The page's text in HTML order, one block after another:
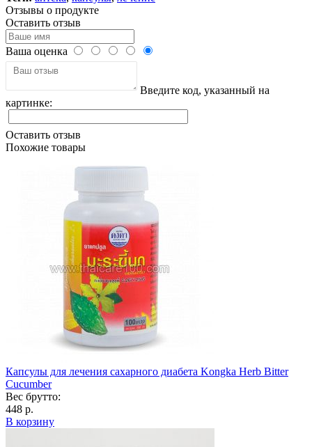
Отзывы о продукте
Оставить отзыв
Ваша оценка
Введите код, указанный на
картинке:
Оставить отзыв
Похожие товары
Капсулы для лечения сахарного диабета Kongka Herb Bitter
Cucumber
Вес брутто:
448 р.
В корзину